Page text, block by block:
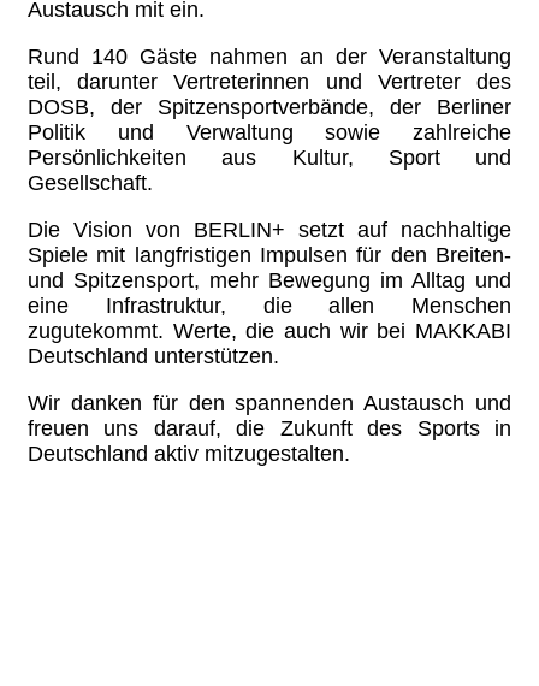
Austausch mit ein.
Rund 140 Gäste nahmen an der Veranstaltung
teil, darunter Vertreterinnen und Vertreter des
DOSB, der Spitzensportverbände, der Berliner
Politik und Verwaltung sowie zahlreiche
Persönlichkeiten aus Kultur, Sport und
Gesellschaft.
Die Vision von BERLIN+ setzt auf nachhaltige
Spiele mit langfristigen Impulsen für den Breiten-
und Spitzensport, mehr Bewegung im Alltag und
eine Infrastruktur, die allen Menschen
zugutekommt. Werte, die auch wir bei MAKKABI
Deutschland unterstützen.
Wir danken für den spannenden Austausch und
freuen uns darauf, die Zukunft des Sports in
Deutschland aktiv mitzugestalten.